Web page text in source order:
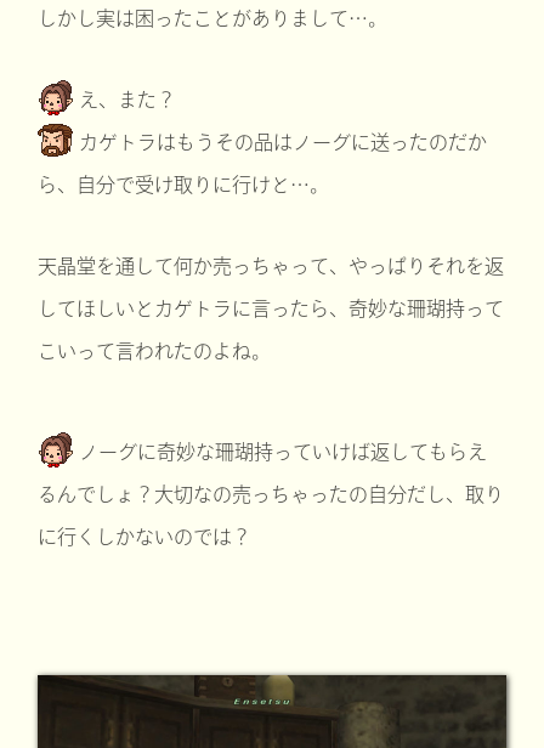
しかし実は困ったことがありまして…。
え、また？
カゲトラはもうその品はノーグに送ったのだか
ら、自分で受け取りに行けと…。
天晶堂を通して何か売っちゃって、やっぱりそれを返
してほしいとカゲトラに言ったら、奇妙な珊瑚持って
こいって言われたのよね。
ノーグに奇妙な珊瑚持っていけば返してもらえ
るんでしょ？大切なの売っちゃったの自分だし、取り
に行くしかないのでは？